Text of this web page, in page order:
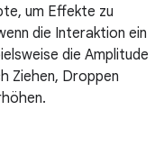
um Effekte zu
die Interaktion ein
die Amplitude
Ziehen, Droppen